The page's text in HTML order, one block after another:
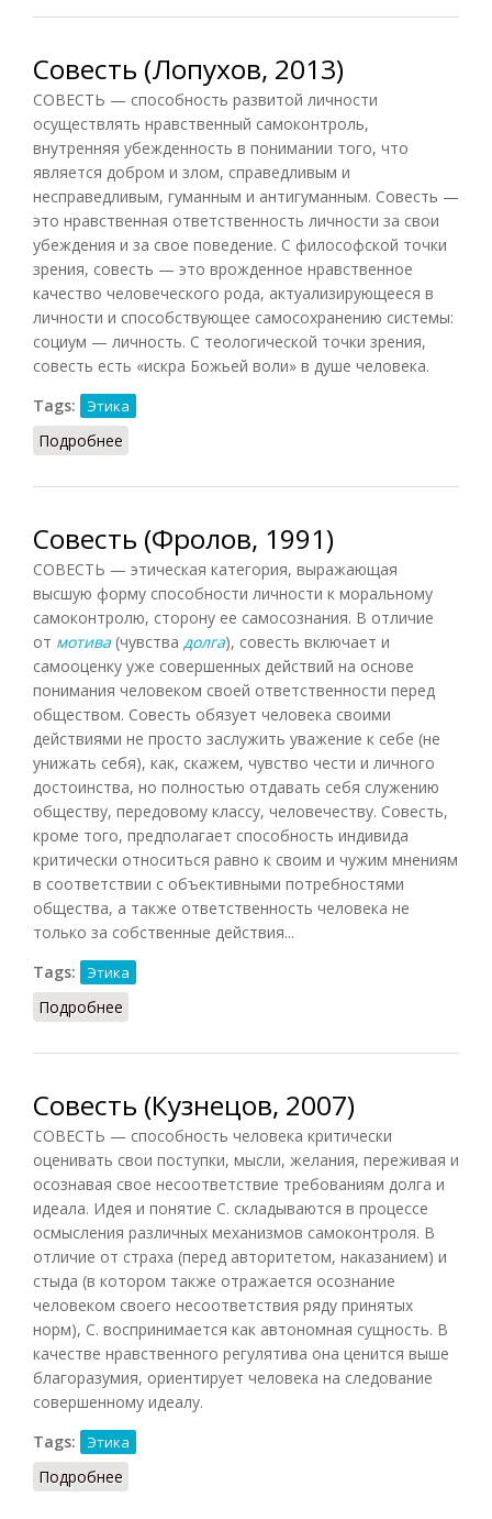
Совесть (Лопухов, 2013)
СОВЕСТЬ — способность развитой личности
осуществлять нравственный самоконтроль,
внутренняя убежденность в понимании того, что
является добром и злом, справедливым и
несправедливым, гуманным и антигуманным. Совесть —
это нравственная ответственность личности за свои
убеждения и за свое поведение. С философской точки
зрения, совесть — это врожденное нравственное
качество человеческого рода, актуализирующееся в
личности и способствующее самосохранению системы:
социум — личность. С теологической точки зрения,
совесть есть «искра Божьей воли» в душе человека.
Tags:
Этика
Подробнее
Совесть (Фролов, 1991)
СОВЕСТЬ — этическая категория, выражающая
высшую форму способности личности к моральному
самоконтролю, сторону ее самосознания. В отличие
от мотива (чувства долга), совесть включает и
самооценку уже совершенных действий на основе
понимания человеком своей ответственности перед
обществом. Совесть обязует человека своими
действиями не просто заслужить уважение к себе (не
унижать себя), как, скажем, чувство чести и личного
достоинства, но полностью отдавать себя служению
обществу, передовому классу, человечеству. Совесть,
кроме того, предполагает способность индивида
критически относиться равно к своим и чужим мнениям
в соответствии с объективными потребностями
общества, а также ответственность человека не
только за собственные действия...
Tags:
Этика
Подробнее
Совесть (Кузнецов, 2007)
СОВЕСТЬ — способность человека критически
оценивать свои поступки, мысли, желания, переживая и
осознавая свое несоответствие требованиям долга и
идеала. Идея и понятие С. складываются в процессе
осмысления различных механизмов самоконтроля. В
отличие от страха (перед авторитетом, наказанием) и
стыда (в котором также отражается осознание
человеком своего несоответствия ряду принятых
норм), С. воспринимается как автономная сущность. В
качестве нравственного регулятива она ценится выше
благоразумия, ориентирует человека на следование
совершенному идеалу.
Tags:
Этика
Подробнее